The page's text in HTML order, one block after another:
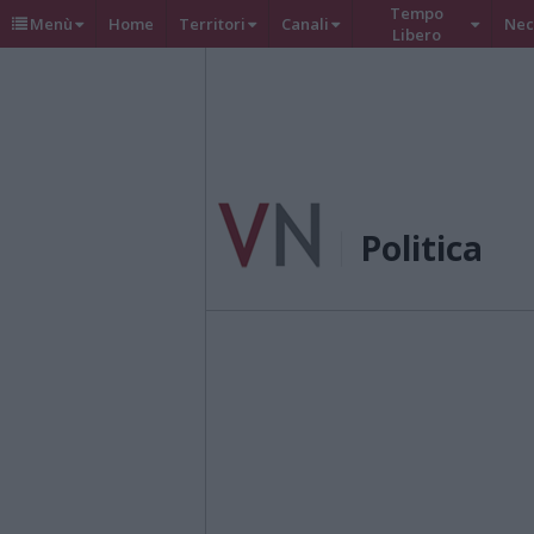
Menù Home Territori Canali
Tempo
Libero
Politica